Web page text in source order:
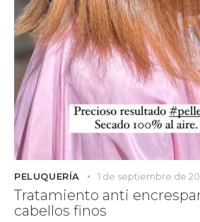
PELUQUERÍA 1 de septiembre de
Tratamiento anti
cabellos finos